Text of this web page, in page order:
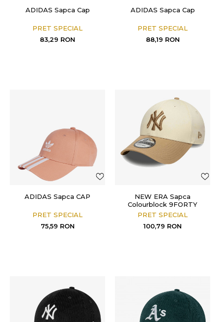
ADIDAS Sapca Cap
PRET SPECIAL
83,29 RON
ADIDAS Sapca Cap
PRET SPECIAL
88,19 RON
ADIDAS Sapca CAP
PRET SPECIAL
75,59 RON
NEW ERA Sapca
Colourblock 9FORTY
PRET SPECIAL
100,79 RON